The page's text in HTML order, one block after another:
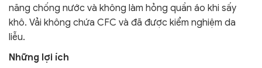
năng chống nước và không làm hỏng quần áo khi sấy
khô. Vải không chứa CFC và đã được kiểm nghiệm da
liễu.
Những lợi ích